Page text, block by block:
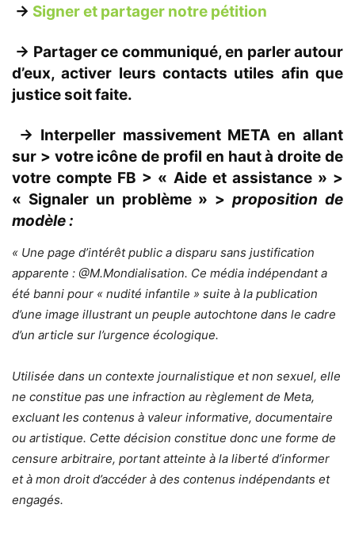
-> Signer et partager notre pétition
-> Partager ce communiqué, en parler autour
d’eux, activer leurs contacts utiles afin que
justice soit faite.
-> Interpeller massivement META en allant
sur > votre icône de profil en haut à droite de
votre compte FB > « Aide et assistance » >
« Signaler un problème » >proposition de
modèle :
« Une page d’intérêt public a disparu sans justification
apparente : @M.Mondialisation. Ce média indépendant a
été banni pour « nudité infantile » suite à la publication
d’une image illustrant un peuple autochtone dans le cadre
d’un article sur l’urgence écologique.
Utilisée dans un contexte journalistique et non sexuel, elle
ne constitue pas une infraction au règlement de Meta,
excluant les contenus à valeur informative, documentaire
ou artistique. Cette décision constitue donc une forme de
censure arbitraire, portant atteinte à la liberté d’informer
et à mon droit d’accéder à des contenus indépendants et
engagés.